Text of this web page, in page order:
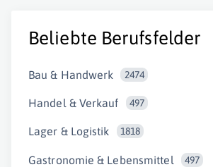
Beliebte Berufsfelder
Bau & Handwerk 2474
Handel & Verkauf 497
Lager & Logistik 1818
Gastronomie & Lebensmittel 497